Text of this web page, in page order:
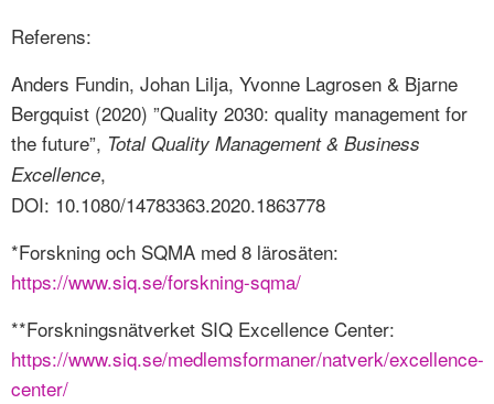
Referens:
Anders Fundin, Johan Lilja, Yvonne Lagrosen & Bjarne
Bergquist (2020) ”Quality 2030: quality management for
the future”, Total Quality Management & Business
Excellence,
DOI: 10.1080/14783363.2020.1863778
*Forskning och SQMA med 8 lärosäten:
https://www.siq.se/forskning-sqma/
**Forskningsnätverket SIQ Excellence Center:
https://www.siq.se/medlemsformaner/natverk/excellence-
center/